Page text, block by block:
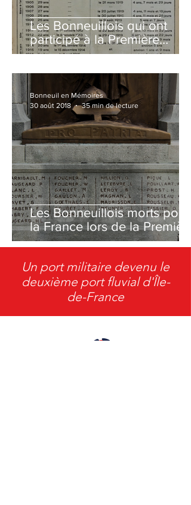
Les Bonneuillois qui ont
participé à la Première
Guerre mondiale
Les Bonneuillois morts pour
la France lors de la Première
Guerre mondiale
Bonneuil en Mémoires
30 août 2018
35 min de lecture
Un port militaire devenu le
deuxième port fluvial d'Île-
de-France